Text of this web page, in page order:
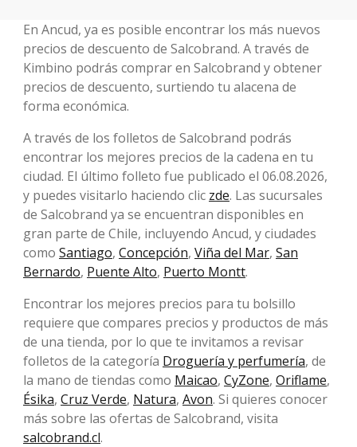
En Ancud, ya es posible encontrar los más nuevos
precios de descuento de Salcobrand. A través de
Kimbino podrás comprar en Salcobrand y obtener
precios de descuento, surtiendo tu alacena de
forma económica.
A través de los folletos de Salcobrand podrás
encontrar los mejores precios de la cadena en tu
ciudad. El último folleto fue publicado el 06.08.2026,
y puedes visitarlo haciendo clic zde. Las sucursales
de Salcobrand ya se encuentran disponibles en
gran parte de Chile, incluyendo Ancud, y ciudades
como Santiago, Concepción, Viña del Mar, San
Bernardo, Puente Alto, Puerto Montt.
Encontrar los mejores precios para tu bolsillo
requiere que compares precios y productos de más
de una tienda, por lo que te invitamos a revisar
folletos de la categoría Droguería y perfumería, de
la mano de tiendas como Maicao, CyZone, Oriflame,
Ésika, Cruz Verde, Natura, Avon. Si quieres conocer
más sobre las ofertas de Salcobrand, visita
salcobrand.cl.